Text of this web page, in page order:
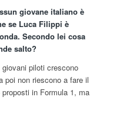
giovane italiano è
se Luca Filippi è
Secondo lei cosa
salto?
piloti crescono
poi non riescono a fare il
in Formula 1, ma